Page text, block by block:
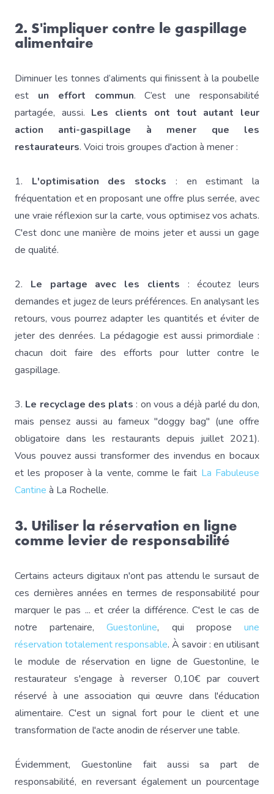
2. S'impliquer contre le gaspillage
alimentaire
Diminuer les tonnes d’aliments qui finissent à la poubelle
est un effort commun. C’est une responsabilité
partagée, aussi. Les clients ont tout autant leur
action anti-gaspillage à mener que les
restaurateurs. Voici trois groupes d'action à mener :
1. L'optimisation des stocks : en estimant la
fréquentation et en proposant une offre plus serrée, avec
une vraie réflexion sur la carte, vous optimisez vos achats.
C'est donc une manière de moins jeter et aussi un gage
de qualité.
2. Le partage avec les clients : écoutez leurs
demandes et jugez de leurs préférences. En analysant les
retours, vous pourrez adapter les quantités et éviter de
jeter des denrées. La pédagogie est aussi primordiale :
chacun doit faire des efforts pour lutter contre le
gaspillage.
3. Le recyclage des plats : on vous a déjà parlé du don,
mais pensez aussi au fameux "doggy bag" (une offre
obligatoire dans les restaurants depuis juillet 2021).
Vous pouvez aussi transformer des invendus en bocaux
et les proposer à la vente, comme le fait La Fabuleuse
Cantine à La Rochelle.
3. Utiliser la réservation en ligne
comme levier de responsabilité
Certains acteurs digitaux n'ont pas attendu le sursaut de
ces dernières années en termes de responsabilité pour
marquer le pas ... et créer la différence. C'est le cas de
notre partenaire,Guestonline, qui proposeune
réservation totalement responsable. À savoir : en utilisant
le module de réservation en ligne de Guestonline, le
restaurateur s'engage à reverser 0,10€ par couvert
réservé à une association qui œuvre dans l'éducation
alimentaire. C'est un signal fort pour le client et une
transformation de l'acte anodin de réserver une table.
Évidemment, Guestonline fait aussi sa part de
responsabilité, en reversant également un pourcentage